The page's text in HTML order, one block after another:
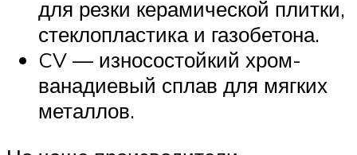
для резки керамической плитки,
стеклопластика и газобетона.
CV — износостойкий хром-
ванадиевый сплав для мягких
металлов.